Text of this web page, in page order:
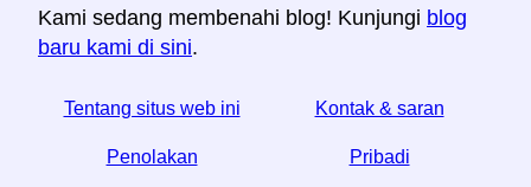
Kami sedang membenahi blog! Kunjungi blog
baru kami di sini.
Tentang situs web ini Kontak & saran
Penolakan Pribadi